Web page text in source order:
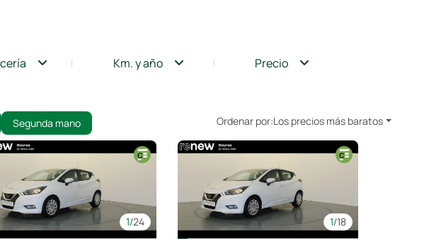
Km. y año Precio
Segunda mano Ordenar por:Los precios más baratos
1/24 1/18